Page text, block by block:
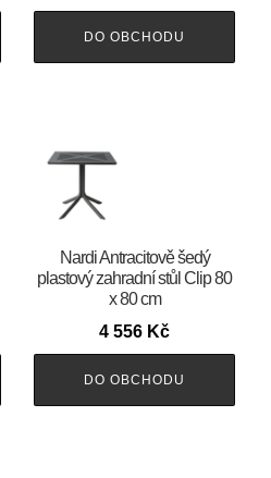
DO OBCHODU
Nardi Antracitově šedý
plastový zahradní stůl Clip 80
x 80 cm
4 556 Kč
DO OBCHODU